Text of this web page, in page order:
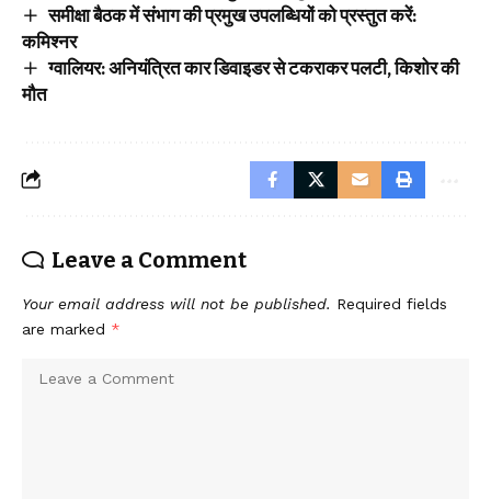
समीक्षा बैठक में संभाग की प्रमुख उपलब्धियों को प्रस्तुत करें:
कमिश्नर
ग्वालियर: अनियंत्रित कार डिवाइडर से टकराकर पलटी, किशोर की
मौत
Leave a Comment
Your email address will not be published. Required fields
are marked *